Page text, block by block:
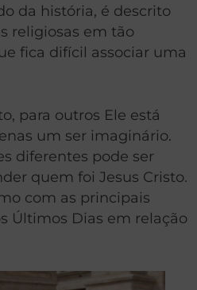
da história, é descrito
religiosas em tão
fica difícil associar uma
para outros Ele está
um ser imaginário.
diferentes pode ser
quem foi Jesus Cristo.
com as principais
Últimos Dias em relação